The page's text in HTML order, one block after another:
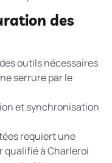
des
outils nécessaires
serrure par le
et synchronisation
requiert une
qualifié à Charleroi